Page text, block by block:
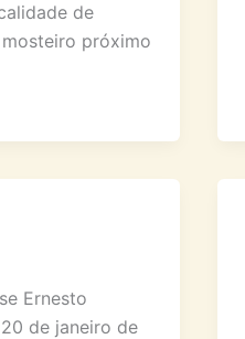
de
próximo
Ernesto
de janeiro de